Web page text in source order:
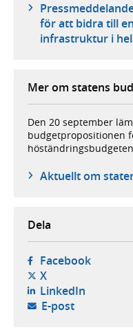
för att bidra till
infrastruktur i
Mer om statens
Den 20 september
budgetpropositionen
Aktuellt om
Dela
Facebook-
X- öppnas i ny
LinkedIn- öppnas
E-post- öppnar